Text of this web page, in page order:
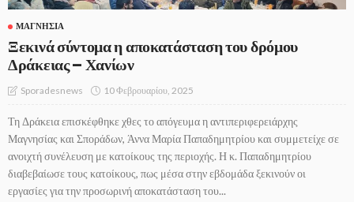
ΜΑΓΝΗΣΊΑ
Ξεκινά σύντομα η αποκατάσταση του δρόμου
Δράκειας – Χανίων
Sporadesnews 10 Φεβρουαρίου, 2025
Τη Δράκεια επισκέφθηκε χθες το απόγευμα η αντιπεριφερειάρχης
Μαγνησίας και Σποράδων, Άννα Μαρία Παπαδημητρίου και συμμετείχε σε
ανοιχτή συνέλευση με κατοίκους της περιοχής. Η κ. Παπαδημητρίου
διαβεβαίωσε τους κατοίκους, πως μέσα στην εβδομάδα ξεκινούν οι
εργασίες για την προσωρινή αποκατάσταση του...